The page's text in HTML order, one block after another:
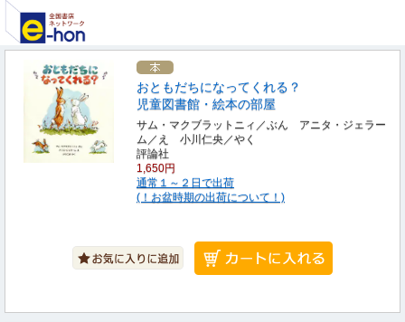
おともだちになってくれる？
児童図書館・絵本の部屋
サム・マクブラットニィ／ぶん アニタ・ジェラー
ム／え 小川仁央／やく
評論社
1,650円
通常１～２日で出荷
(！お盆時期の出荷について！)